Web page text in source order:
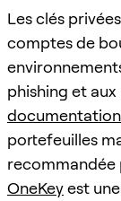
Les clés
comptes de
phishing et
portefeuilles
recommandée
OneKeyest